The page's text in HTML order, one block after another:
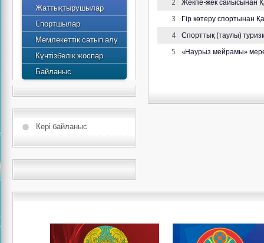
2
Жекпе-жек сайысынан
3
Гір көтеру спортынан
4
Спорттық (таулы)
5
«Наурыз мейрамы»
Жаттықтырушылар
Cпортшылар
Спортшылардың атағы
Ең үздік спортшылар
Мемлекеттік сатып алу
Жоспар
2015 жылдың жылдық
есебі
Күнтізбелік жоспар
Байланыс
Кері байланыс